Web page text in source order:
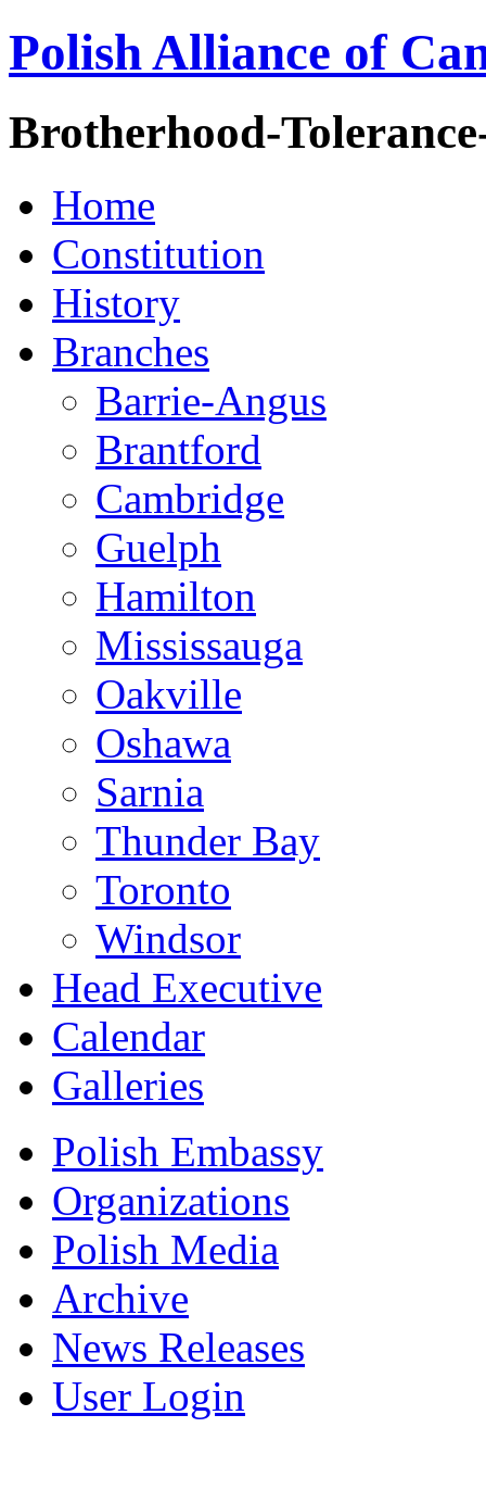
Polish Alliance of
Brotherhood-
Home
Constitution
History
Branches
Barrie-Angus
Brantford
Cambridge
Guelph
Hamilton
Mississauga
Oakville
Oshawa
Sarnia
Thunder Bay
Toronto
Windsor
Head Executive
Calendar
Galleries
Polish Embassy
Organizations
Polish Media
Archive
News Releases
User Login